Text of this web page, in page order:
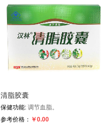
清脂胶囊
保健功能: 调节血脂。
参考价格： ￥0.00